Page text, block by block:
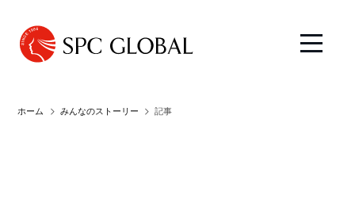
ホーム みんなのストーリー 記事